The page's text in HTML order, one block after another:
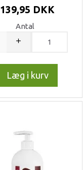
139,95 DKK
Antal
Læg i kurv